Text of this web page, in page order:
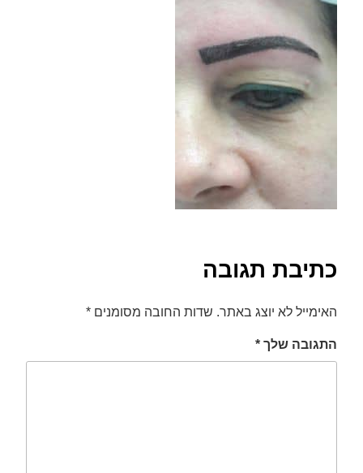
font_download
לאפס
כל
כתיבת תגובה
האימייל לא יוצג באתר. שדות החובה מסומנים *
התגובה שלך *